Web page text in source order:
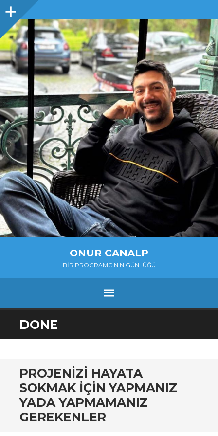
Sidebar
ONUR CANALP
BIR PROGRAMCININ GÜNLÜĞÜ
MENU
SKIP
TO
DONE
PROJENIZI HAYATA
SOKMAK IÇIN YAPMANIZ
YADA YAPMAMANIZ
GEREKENLER